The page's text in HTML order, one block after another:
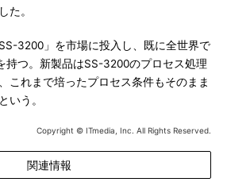
た。
3200」を市場に投入し、既に全世界で
持つ。新製品はSS-3200のプロセス処理
これまで培ったプロセス条件もそのまま
いう。
Copyright © ITmedia, Inc. All Rights Reserved.
関連情報